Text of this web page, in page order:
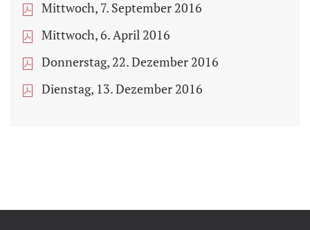
Mittwoch, 7. September 2016
Mittwoch, 6. April 2016
Donnerstag, 22. Dezember 2016
Dienstag, 13. Dezember 2016